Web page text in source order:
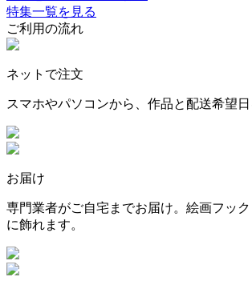
特集一覧を見る
ご利用の流れ
ネットで注文
スマホやパソコンから、作品と配送希望日
お届け
専門業者がご自宅までお届け。絵画フッ
に飾れます。